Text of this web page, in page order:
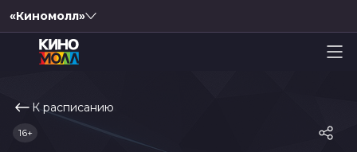
«Киномолл»
К расписанию
16+